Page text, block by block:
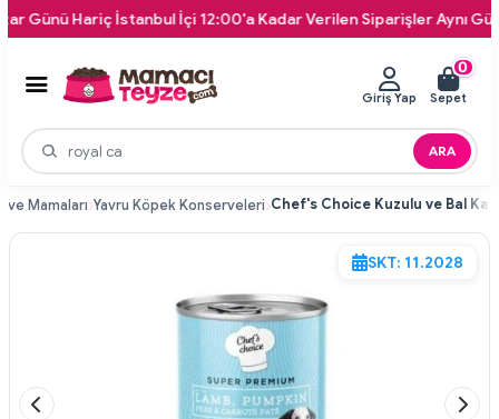
Hariç İstanbul İçi 12:00'a Kadar Verilen Siparişler Aynı Gün
ARA
Giriş Yap
0
Sepet
Mamaları Yavru Köpek Konserveleri
SKT: 11.2028